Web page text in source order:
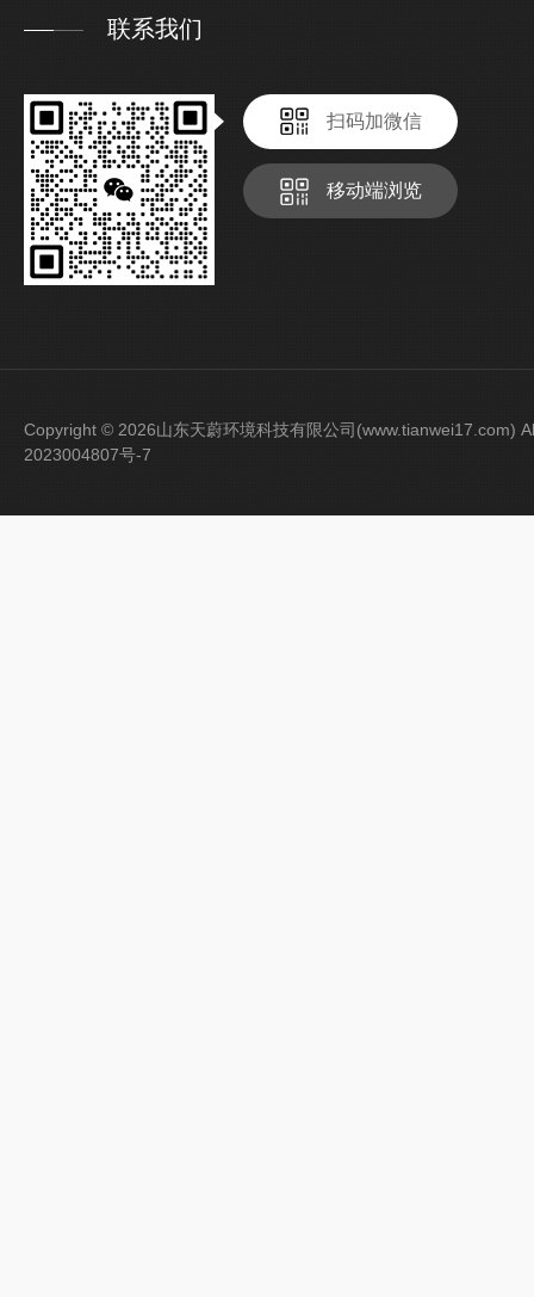
联系我们
扫码加微信
移动端浏览
Copyright © 2026山东天蔚环境科技有限公司(www.tianwei17.com)
2023004807号-7